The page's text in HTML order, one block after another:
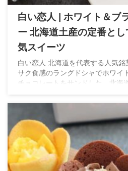
白い恋人 | ホワイト＆ブ
ー 北海道土産の定番と
気スイーツ
白い恋人 北海道を代表する人気
サク食感のラングドシャでホワイ
チョコレートをサンドした、北海